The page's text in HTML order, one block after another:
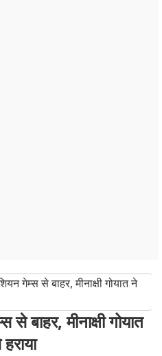
गेम्स से बाहर, मीनाक्षी गोयात ने
बाहर, मीनाक्षी गोयात